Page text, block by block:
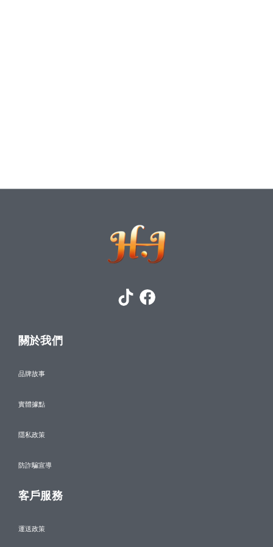
關於我們
品牌故事
實體據點
隱私政策
防詐騙宣導
客戶服務
運送政策